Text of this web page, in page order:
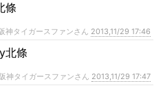
條
神タイガースファンさん 2013,11/29 17:46
北條
神タイガースファンさん 2013,11/29 17:47